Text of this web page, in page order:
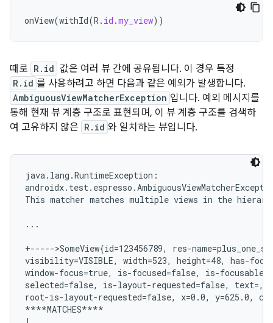
onView(withId(R . id .my_view))
때로 R.id 값은 여러 뷰 간에 공유됩니다. 이 경우 특정
R.id 를 사용하려고 하면 다음과 같은 예외가 발생합니다.
AmbiguousViewMatcherException 입니다. 예외 메시지를
통해 현재 뷰 계층 구조로 표현되며, 이 뷰 계층 구조를 검색하
여 고유하지 않은 R.id 와 일치하는 뷰입니다.
java.lang.RuntimeException:
This matcher matches multiple views in the
...
+----->SomeView{id=123456789, res-
visibility=VISIBLE, width=523, height=48, has-
window-focus=true, is-focused=false, is-
selected=false, is-layout-requested=false, text=,
root-is-layout-requested=false, x=0.0, y=625.0,
****MATCHES****